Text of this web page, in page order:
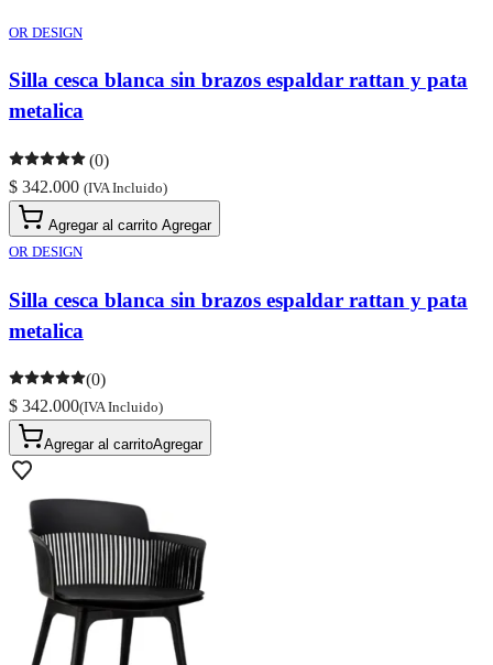
OR DESIGN
Silla cesca blanca sin brazos espaldar rattan y pata
metalica
(0)
$ 342.000 (IVA Incluido)
Agregar al carrito Agregar
OR DESIGN
Silla cesca blanca sin brazos espaldar rattan y pata
metalica
(0)
$ 342.000(IVA Incluido)
Agregar al carritoAgregar